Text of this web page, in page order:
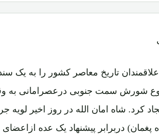
تاریخ معاصر کشور را به یک
شورش سمت جنوبی درعصرامانی به
1303 ـ منعقده پغمان) دربرابر پیشنهاد یک عده